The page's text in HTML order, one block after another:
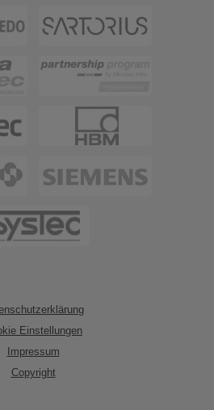
Einstellungen
Impressum
Copyright